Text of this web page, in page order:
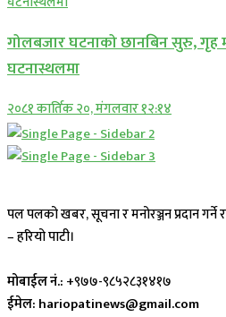
गोलबजार घटनाको छानबिन सुरु, गृह
घटनास्थलमा
२०८१ कार्तिक २०, मंगलवार १२:१४
पल पलको खबर, सूचना र मनोरञ्जन प्रदान गर्ने र
– हरियो पाटी।
मोबाईल नं.: +९७७-९८५२८३१४१७
ईमेल: hariopatinews@gmail.com